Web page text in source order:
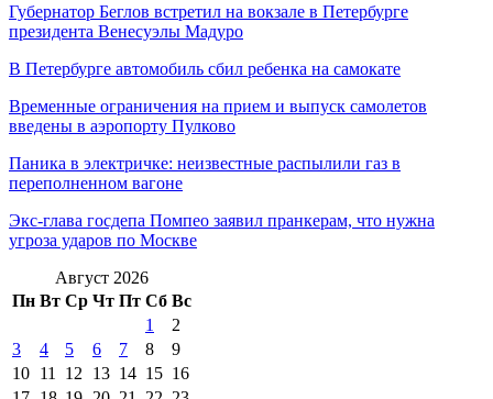
Губернатор Беглов встретил на вокзале в Петербурге
президента Венесуэлы Мадуро
В Петербурге автомобиль сбил ребенка на самокате
Временные ограничения на прием и выпуск самолетов
введены в аэропорту Пулково
Паника в электричке: неизвестные распылили газ в
переполненном вагоне
Экс-глава госдепа Помпео заявил пранкерам, что нужна
угроза ударов по Москве
Август 2026
Пн Вт Ср Чт Пт Сб Вс
1
2
3
4 5 6 7 8
9
10 11 12 13 14 15 16